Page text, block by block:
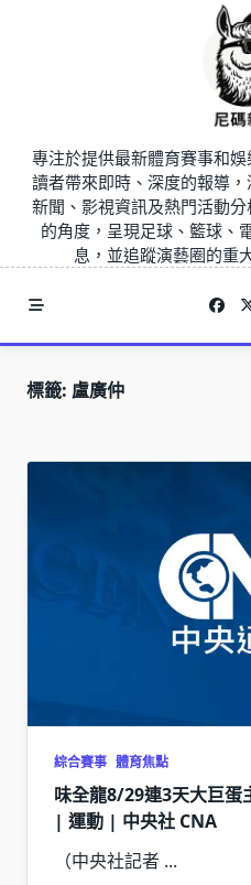
專注於提供最新體育賽事和
讀者帶來即時、深度的報導
新聞、影視資訊及熱門活動
的角度，呈現足球、籃球、
息，並追蹤演藝圈的重
標籤: 盧廣仲
綜合賽事 體育焦點
味全龍8/29連3天大巨
| 運動 | 中央社 CNA
（中央社記者 ...